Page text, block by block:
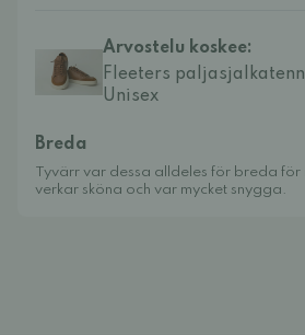
Arvostelu koskee:
Fleeters
Unisex
Breda
Tyvärr var dessa alldeles för breda för
verkar sköna och var mycket snygga.